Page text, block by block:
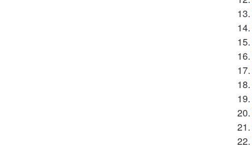
13.
14.
15.
16.
17.
18.
19.
20.
21.
22.